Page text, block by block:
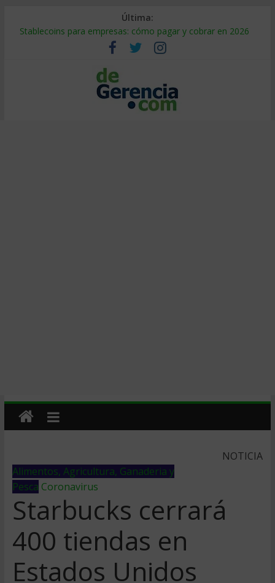
Última:
Stablecoins para empresas: cómo pagar y cobrar en 2026
Despido silencioso: qué es y por qué sale tan caro
IA en selección de personal: cómo auditarla a tiempo
Trabajo forzoso en la cadena de suministro: qué hacer
Mercado hispano de EE. UU.: cómo segmentarlo y venderle
NOTICIA
Alimentos, Agricultura, Ganaderia y
Pesca Coronavirus
Starbucks cerrará
400 tiendas en
Estados Unidos